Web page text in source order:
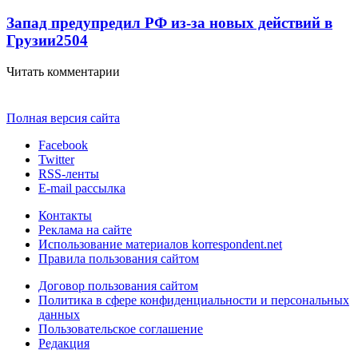
Запад предупредил РФ из-за новых действий в
Грузии2504
Читать комментарии
Полная версия сайта
Facebook
Twitter
RSS-ленты
E-mail рассылка
Контакты
Реклама на сайте
Использование материалов korrespondent.net
Правила пользования сайтом
Договор пользования сайтом
Политика в сфере конфиденциальности и персональных
данных
Пользовательское соглашение
Редакция